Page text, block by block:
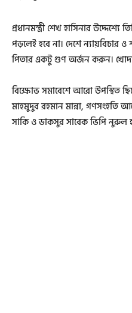
প্রধানমন্ত্রী শেখ হাসিনার
পড়লেই হবে না। দেশে ন্যায়বিচার ও
পিতার একটু গুণ অর্জন করুন।
বিক্ষোভ সমাবেশে আরো উপস্থিত
মাহমুদুর রহমান মান্না, গণসংহতি
সাকি ও ডাকসুর সাবেক ভিপি নুরুল